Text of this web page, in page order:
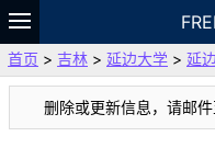
题库
故事 专题
VIP
资料
首页 > 吉林 > 延边大学 > 延
删除或更新信息，请邮